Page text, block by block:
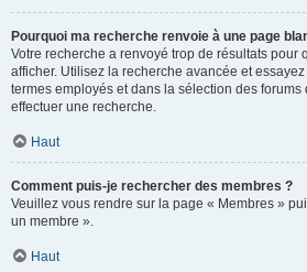
Pourquoi ma recherche renvoie à une page
Votre recherche a renvoyé trop de résultats pour
afficher. Utilisez la recherche avancée et
termes employés et dans la sélection des
effectuer une recherche.
Haut
Comment puis-je rechercher des membres ?
Veuillez vous rendre sur la page « Membres »
un membre ».
Haut